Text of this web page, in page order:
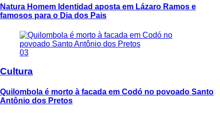
Natura Homem Identidad aposta em Lázaro Ramos e
famosos para o Dia dos Pais
03
Cultura
Quilombola é morto à facada em Codó no povoado Santo
Antônio dos Pretos